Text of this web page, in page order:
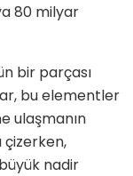
80 milyar
bir parçası
bu elementler
ulaşmanın
çizerken,
nadir